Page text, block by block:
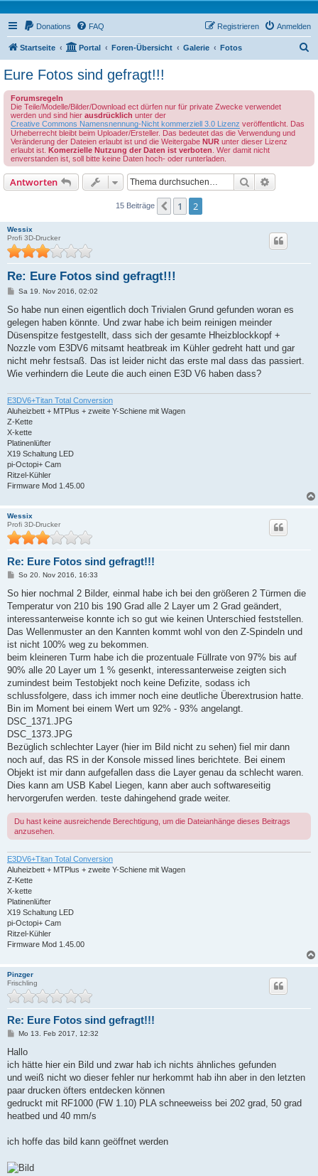
Donations FAQ Anmelden
Registrieren
Startseite Portal Foren-Übersicht Galerie Fotos
Eure Fotos sind gefragt!!!
Forumsregeln
Die Teile/Modelle/Bilder/Download ect dürfen nur für private Zwecke verwendet
werden und sind hier ausdrücklich unter der
Creative Commons Namensnennung-Nicht kommerziell 3.0 Lizenz veröffentlicht. Das
Urheberrecht bleibt beim Uploader/Ersteller. Das bedeutet das die Verwendung und
Veränderung der Dateien erlaubt ist und die Weitergabe NUR unter dieser Lizenz
erlaubt ist. Komerzielle Nutzung der Daten ist verboten . Wer damit nicht
enverstanden ist, soll bitte keine Daten hoch- oder runterladen.
Antworten Suche
15 Beiträge Vorherige
1 2
Wessix
Profi 3D-Drucker
Re: Eure Fotos sind gefragt!!!
B
i
r
a
Sa 19. Nov 2016, 02:02
So habe nun einen eigentlich doch Trivialen Grund gefunden woran es
gelegen haben könnte. Und zwar habe ich beim reinigen meinder
Düsenspitze festgestellt, dass sich der gesamte Hheizblockkopf +
Nozzle vom E3DV6 mitsamt heatbreak im Kühler gedreht hatt und gar
nicht mehr festsaß. Das ist leider nicht das erste mal dass das passiert.
Wie verhindern die Leute die auch einen E3D V6 haben dass?
E3DV6+Titan Total Conversion
Aluheizbett + MTPlus + zweite Y-Schiene mit Wagen
Z-Kette
X-kette
Platinenlüfter
X19 Schaltung LED
pi-Octopi+ Cam
Ritzel-Kühler
Firmware Mod 1.45.00
Wessix
Profi 3D-Drucker
Re: Eure Fotos sind gefragt!!!
B
i
r
a
So 20. Nov 2016, 16:33
So hier nochmal 2 Bilder, einmal habe ich bei den größeren 2 Türmen die
Temperatur von 210 bis 190 Grad alle 2 Layer um 2 Grad geändert,
interessanterweise konnte ich so gut wie keinen Unterschied feststellen.
Das Wellenmuster an den Kannten kommt wohl von den Z-Spindeln und
ist nicht 100% weg zu bekommen.
beim kleineren Turm habe ich die prozentuale Füllrate von 97% bis auf
90% alle 20 Layer um 1 % gesenkt, interessanterweise zeigten sich
zumindest beim Testobjekt noch keine Defizite, sodass ich
schlussfolgere, dass ich immer noch eine deutliche Überextrusion hatte.
Bin im Moment bei einem Wert um 92% - 93% angelangt.
DSC_1371.JPG
DSC_1373.JPG
Bezüglich schlechter Layer (hier im Bild nicht zu sehen) fiel mir dann
noch auf, das RS in der Konsole missed lines berichtete. Bei einem
Objekt ist mir dann aufgefallen dass die Layer genau da schlecht waren.
Dies kann am USB Kabel Liegen, kann aber auch softwareseitig
hervorgerufen werden. teste dahingehend grade weiter.
Du hast keine ausreichende Berechtigung, um die Dateianhänge dieses Beitrags
anzusehen.
E3DV6+Titan Total Conversion
Aluheizbett + MTPlus + zweite Y-Schiene mit Wagen
Z-Kette
X-kette
Platinenlüfter
X19 Schaltung LED
pi-Octopi+ Cam
Ritzel-Kühler
Firmware Mod 1.45.00
Pinzger
Frischling
Re: Eure Fotos sind gefragt!!!
B
i
r
a
Mo 13. Feb 2017, 12:32
Hallo
ich hätte hier ein Bild und zwar hab ich nichts ähnliches gefunden
und weiß nicht wo dieser fehler nur herkommt hab ihn aber in den letzten
paar drucken öfters entdecken können
gedruckt mit RF1000 (FW 1.10) PLA schneeweiss bei 202 grad, 50 grad
heatbed und 40 mm/s
ich hoffe das bild kann geöffnet werden